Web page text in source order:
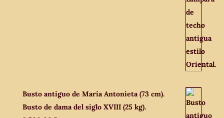
Busto antiguo de María Antonieta (73 cm).
Busto de dama del siglo XVIII (25 kg).